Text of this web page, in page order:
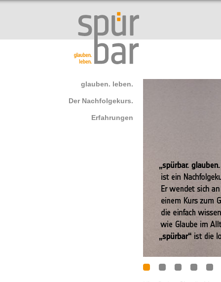
glauben. leben.
Der Nachfolgekurs.
Erfahrungen